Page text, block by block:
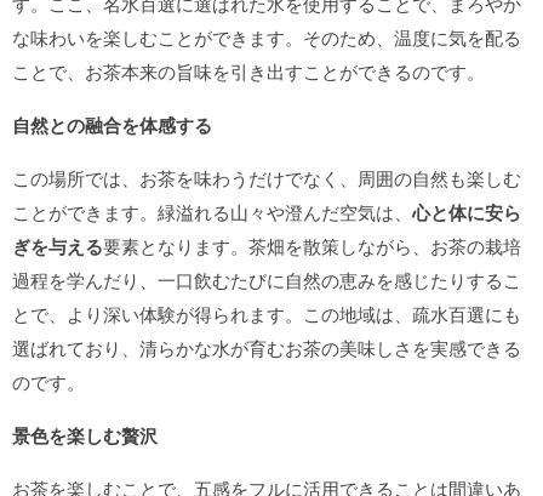
な味わいを楽しむことができます。そのため、温度に気を配る
ことで、お茶本来の旨味を引き出すことができるのです。
自然との融合を体感する
この場所では、お茶を味わうだけでなく、周囲の自然も楽しむ
ことができます。緑溢れる山々や澄んだ空気は、心と体に安ら
ぎを与える要素となります。茶畑を散策しながら、お茶の栽培
過程を学んだり、一口飲むたびに自然の恵みを感じたりするこ
とで、より深い体験が得られます。この地域は、疏水百選にも
選ばれており、清らかな水が育むお茶の美味しさを実感できる
のです。
景色を楽しむ贅沢
お茶を楽しむことで、五感をフルに活用できることは間違いあ